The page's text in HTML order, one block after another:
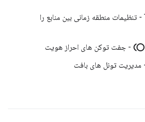
Time Zone - تنظیمات منطقه زمانی بین منابع را
toll - جفت توکن های احراز هویت